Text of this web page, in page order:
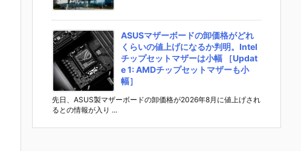
ASUSマザーボードの卸価格がどれ
くらいの値上げになるか判明。Intel
チップセットマザーは小幅 ［Updat
e 1: AMDチップセットマザーも小
幅］
先日、ASUS製マザーボードの卸価格が2026年8月に値上げされ
るとの情報が入り ...